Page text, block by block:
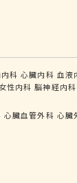
科 心臓内科 血液
女性内科 脳神経内科
心臓血管外科 心臓